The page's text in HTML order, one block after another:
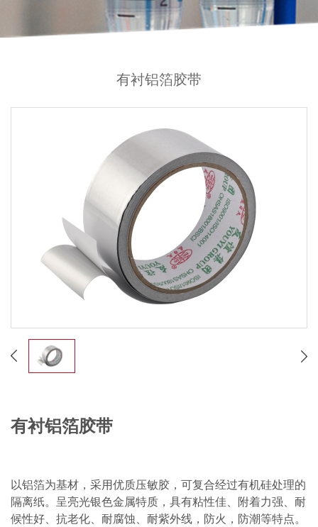
有衬铝箔胶带
有衬铝箔胶带
以铝箔为基材，采用优质压敏胶，可复合经过有机硅处理的
隔离纸。呈亮光银色金属特质，具有粘性佳、附着力强、耐
候性好、抗老化、耐腐蚀、耐紫外线，防火，防潮等特点。